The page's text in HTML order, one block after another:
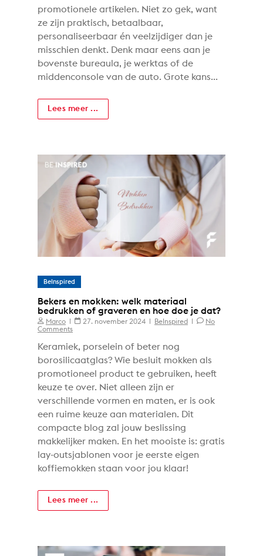
promotionele artikelen. Niet zo gek, want
ze zijn praktisch, betaalbaar,
personaliseerbaar én veelzijdiger dan je
misschien denkt. Denk maar eens aan je
bovenste bureaula, je werktas of de
middenconsole van de auto. Grote kans...
Lees meer ...
BeInspired
Bekers en mokken: welk materiaal
bedrukken of graveren en hoe doe je dat?
Marco 27. november 2024 BeInspired
No
Comments
Keramiek, porselein of beter nog
borosilicaatglas? Wie besluit mokken als
promotioneel product te gebruiken, heeft
keuze te over. Niet alleen zijn er
verschillende vormen en maten, er is ook
een ruime keuze aan materialen. Dit
compacte blog zal jouw beslissing
makkelijker maken. En het mooiste is: gratis
lay-outsjablonen voor je eerste eigen
koffiemokken staan voor jou klaar!
Lees meer ...